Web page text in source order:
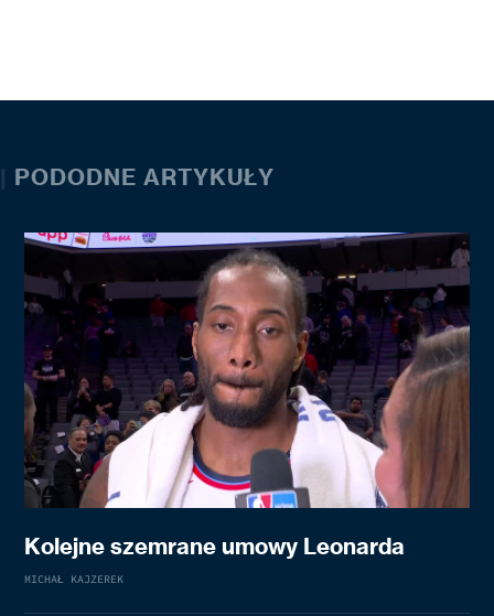
| PODODNE ARTYKUŁY
Kolejne szemrane umowy Leonarda
MICHAŁ KAJZEREK